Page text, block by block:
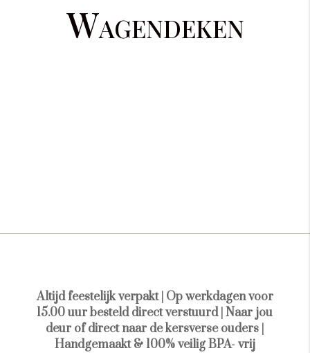
Wagendeken
Altijd feestelijk verpakt | Op werkdagen voor
15.00 uur besteld direct verstuurd | Naar jou
deur of direct naar de kersverse ouders |
Handgemaakt & 100% veilig BPA- vrij